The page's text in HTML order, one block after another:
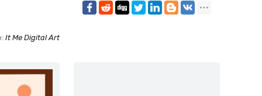
It Me Digital Art